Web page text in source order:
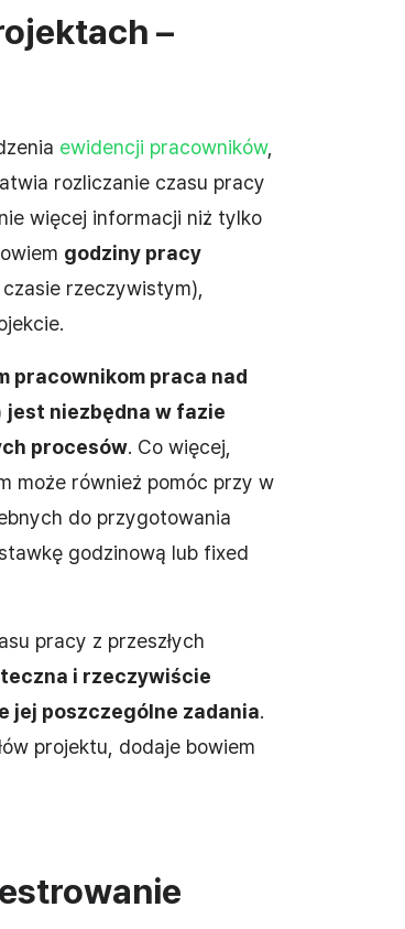
–
ewidencji pracowników,
rozliczanie czasu pracy
więcej informacji niż tylko
godziny pracy
czasie rzeczywistym),
pracownikom praca nad
jest niezbędna w fazie
procesów. Co więcej,
może również pomóc przy w
do przygotowania
godzinową lub fixed
pracy z przeszłych
i rzeczywiście
jej poszczególne zadania.
projektu, dodaje bowiem